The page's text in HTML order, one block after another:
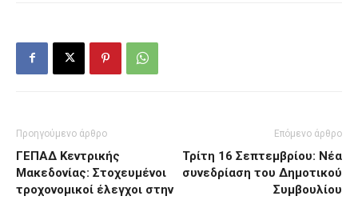
Προηγούμενο άρθρο
ΓΕΠΑΔ Κεντρικής
Μακεδονίας: Στοχευμένοι
τροχονομικοί έλεγχοι στην
Επόμενο άρθρο
Τρίτη 16 Σεπτεμβρίου: Νέα
συνεδρίαση του Δημοτικού
Συμβουλίου